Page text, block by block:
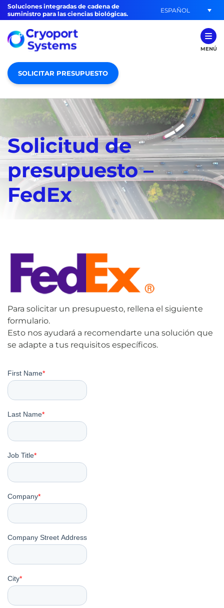
Soluciones integradas de cadena de
suministro para las ciencias biológicas.
ESPAÑOL
MENÚ
SOLICITAR PRESUPUESTO
Solicitud de
presupuesto –
FedEx
Para solicitar un presupuesto, rellena el siguiente
formulario.
Esto nos ayudará a recomendarte una solución que
se adapte a tus requisitos específicos.